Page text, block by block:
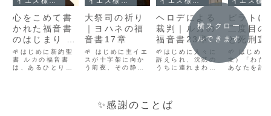
心をこめて書
かれた福音書
のはじまり –
テオピロへの
献辞
🌱はじめに新約聖
書 ルカの福音書
は、あるひとりの
大祭司の祈り
｜ヨハネの福
音書17章
🌱 はじめに主イエ
スが十字架に向か
う前夜、その静か
は、ご自身のため
に、弟子たちのた
ヘロデによる
裁判｜ルカの
福音書23章6-
12節
🌱はじめに人々に
訴えられ、沈黙の
うちに連れまわさ
こには神の御子と
しての威厳と、十
ピラトに
二度目の
と死刑宣
ヨハネの
書18章
章16節
🌱 はじめに
文）「わた
あなたを許
横スクロー
ルできます
✨感謝のことば